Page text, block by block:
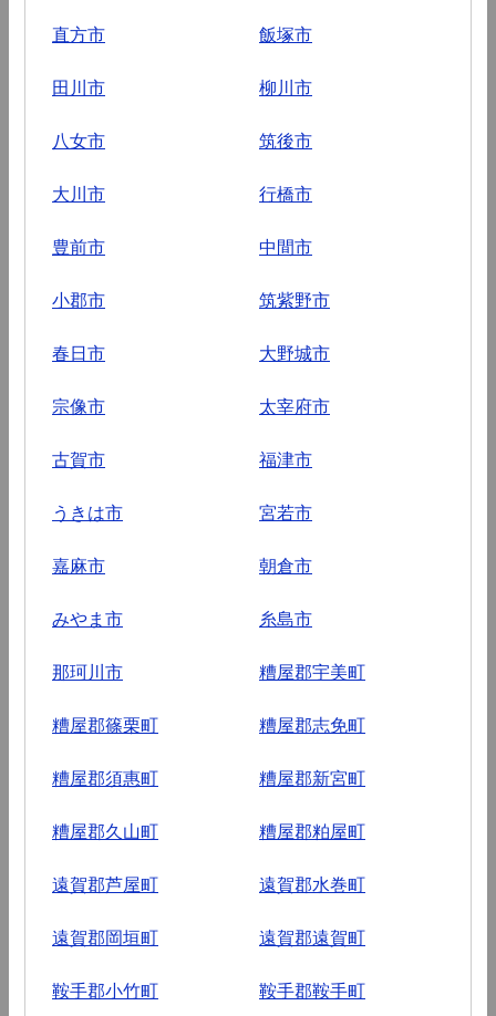
直方市 飯塚市
田川市 柳川市
八女市 筑後市
大川市 行橋市
豊前市 中間市
小郡市 筑紫野市
春日市 大野城市
宗像市 太宰府市
古賀市 福津市
うきは市 宮若市
嘉麻市 朝倉市
みやま市 糸島市
那珂川市 糟屋郡宇美町
糟屋郡篠栗町 糟屋郡志免町
糟屋郡須惠町 糟屋郡新宮町
糟屋郡久山町 糟屋郡粕屋町
遠賀郡芦屋町 遠賀郡水巻町
遠賀郡岡垣町 遠賀郡遠賀町
鞍手郡小竹町 鞍手郡鞍手町